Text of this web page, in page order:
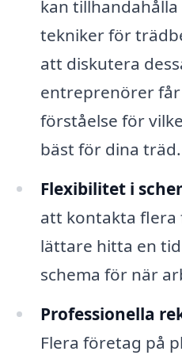
kan
tekniker för
att diskutera
entreprenörer
förståelse för
bäst för dina träd.
Flexibilitet i
att kontakta flera
lättare hitta en
schema för när
Professionella
Flera företag på